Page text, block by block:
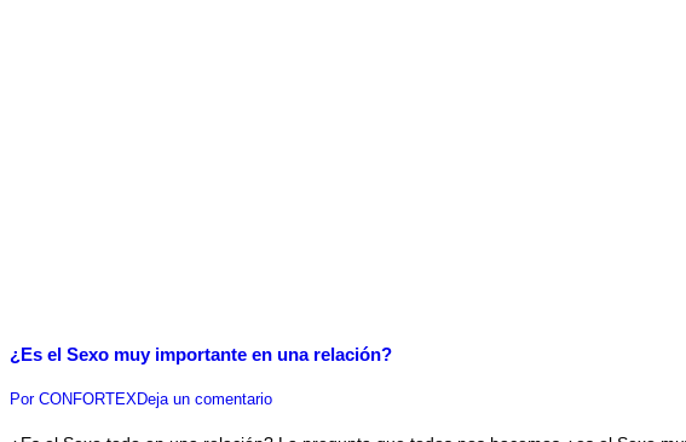
¿Es el Sexo muy importante en una relación?
Por CONFORTEXDeja un comentario